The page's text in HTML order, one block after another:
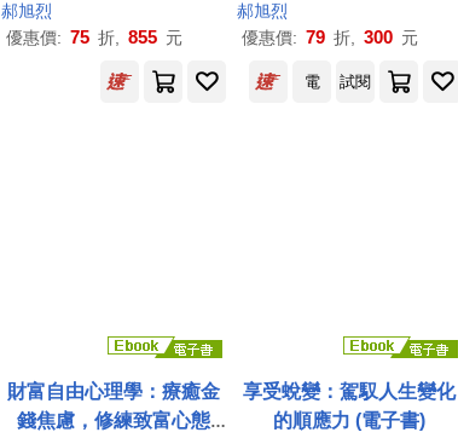
郝旭烈
優惠價: 75 折, 855 元
郝旭烈
優惠價: 79 折, 300 元
電 試閱
財富自由心理學：療癒金
錢焦慮，修練致富心態
享受蛻變：駕馭人生變化
的順應力 (電子書)